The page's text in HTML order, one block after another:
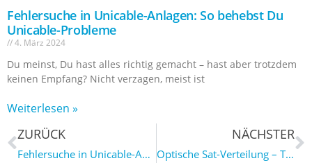
Fehlersuche in Unicable-Anlagen: So behebst Du
Unicable-Probleme
4. März 2024
Du meinst, Du hast alles richtig gemacht – hast aber trotzdem
keinen Empfang? Nicht verzagen, meist ist
Weiterlesen »
ZURÜCK
Fehlersuche in Unicable-Anlagen: So behebst Du Unicable-Probleme
NÄCHSTER
Optische Sat-Verteilung – Teil 1: Die Hausinstallation